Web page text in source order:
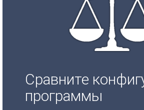
Сравните
программы